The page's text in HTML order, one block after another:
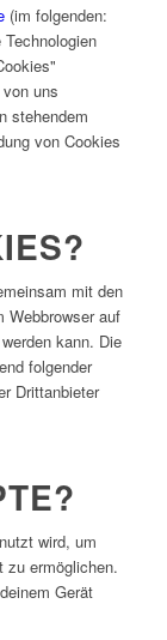
(im folgenden:
uns
stehendem
von Cookies
mit den
Webbrowser auf
kann. Die
folgender
Drittanbieter
wird, um
zu ermöglichen.
Gerät